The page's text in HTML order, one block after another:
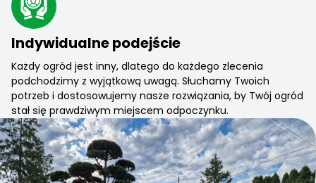
Indywidualne podejście
Każdy ogród jest inny, dlatego do każdego zlecenia
podchodzimy z wyjątkową uwagą. Słuchamy Twoich
potrzeb i dostosowujemy nasze rozwiązania, by Twój ogród
stał się prawdziwym miejscem odpoczynku.